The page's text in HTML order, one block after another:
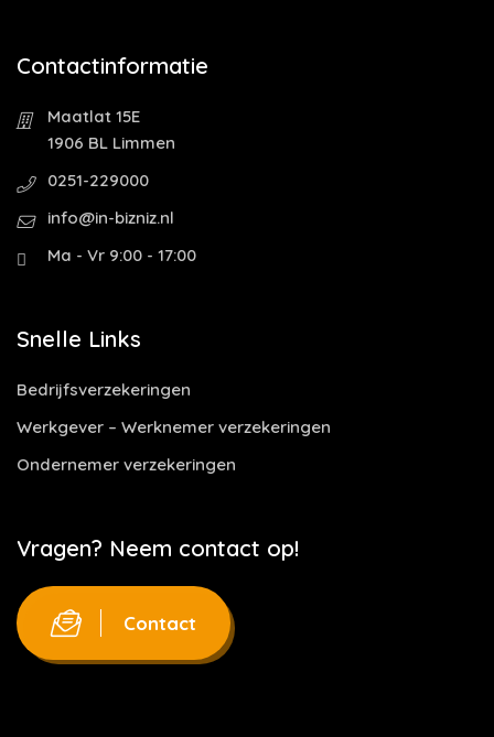
Contactinformatie
Maatlat 15E
1906 BL Limmen
0251-229000
info@in-bizniz.nl
Ma - Vr 9:00 - 17:00
Snelle Links
Bedrijfsverzekeringen
Werkgever – Werknemer verzekeringen
Ondernemer verzekeringen
Vragen? Neem contact op!
Contact